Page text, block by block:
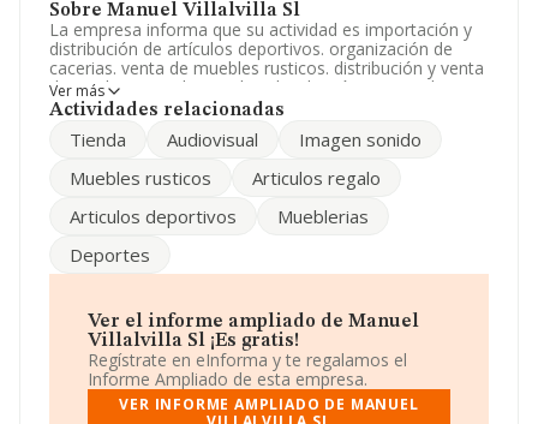
Sobre Manuel Villalvilla Sl
La empresa informa que su actividad es importación y
distribución de artículos deportivos. organización de
cacerias. venta de muebles rusticos. distribución y venta
de productos audiovisuales. distribución y venta de
articulo de regalo. La empresa es una Sociedad
a 'Intermediarios del comercio de productos diversos',
mercados exteriores.
En el último año el número de empleados ha
INFORMA, ha tenido un número de empleados por
debajo de la media de sector.
La sociedad Manuel Villalvilla S.L , B83618660, tiene
su domicilio social establecido en Calle De Los Chopos
núm. 8, (28979), en el municipio de Serranillos Del Valle,
Madrid.
En relación con el sector y disponiendo de los datos de
Ver más
Actividades relacionadas
Tienda Audiovisual
Imagen sonido
Muebles rusticos
Articulos regalo
Articulos deportivos
Mueblerias
Deportes
Ver el informe ampliado de Manuel
Villalvilla Sl ¡Es gratis!
Regístrate en eInforma y te regalamos el
Informe Ampliado de esta empresa.
VER INFORME AMPLIADO DE MANUEL